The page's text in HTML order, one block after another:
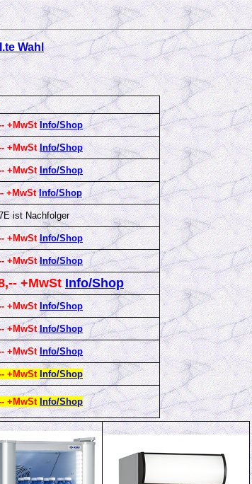
Wahl
+MwStInfo/Shop
+MwStInfo/Shop
+MwStInfo/Shop
+MwStInfo/Shop
ist Nachfolger
+MwStInfo/Shop
+MwStInfo/Shop
+MwStInfo/Shop
+MwStInfo/Shop
+MwStInfo/Shop
+MwStInfo/Shop
+MwSt Info/Shop
+MwSt Info/Shop